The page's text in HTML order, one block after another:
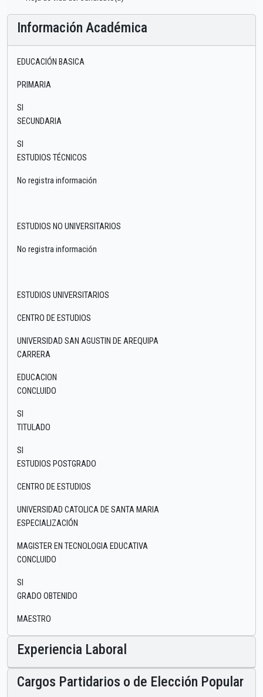
Información Académica
EDUCACIÓN BASICA
PRIMARIA
SI
SECUNDARIA
SI
ESTUDIOS TÉCNICOS
No registra información
ESTUDIOS NO UNIVERSITARIOS
No registra información
ESTUDIOS UNIVERSITARIOS
CENTRO DE ESTUDIOS
UNIVERSIDAD SAN AGUSTIN DE AREQUIPA
CARRERA
EDUCACION
CONCLUIDO
SI
TITULADO
SI
ESTUDIOS POSTGRADO
CENTRO DE ESTUDIOS
UNIVERSIDAD CATOLICA DE SANTA MARIA
ESPECIALIZACIÓN
MAGISTER EN TECNOLOGIA EDUCATIVA
CONCLUIDO
SI
GRADO OBTENIDO
MAESTRO
Experiencia Laboral
Cargos Partidarios o de Elección Popular